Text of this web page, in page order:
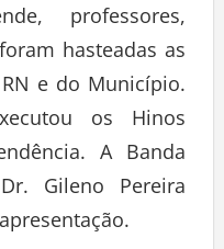
professores,
hasteadas as
e do Município.
os Hinos
A Banda
Gileno Pereira